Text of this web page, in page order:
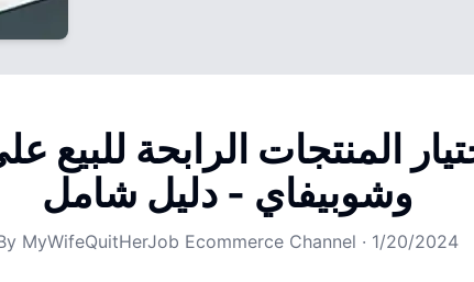
المنتجات الرابحة للبيع
وشوبيفاي - دليل شامل
MyWifeQuitHerJob Ecommerce Channel · 1/20/2024